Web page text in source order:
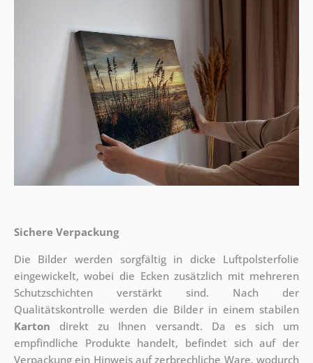
Sichere Verpackung
Die Bilder werden sorgfältig in dicke Luftpolsterfolie
eingewickelt, wobei die Ecken zusätzlich mit mehreren
Schutzschichten verstärkt sind. Nach der
Qualitätskontrolle werden die Bilder in einem stabilen
Karton direkt zu Ihnen versandt. Da es sich um
empfindliche Produkte handelt, befindet sich auf der
Verpackung ein Hinweis auf zerbrechliche Ware, wodurch